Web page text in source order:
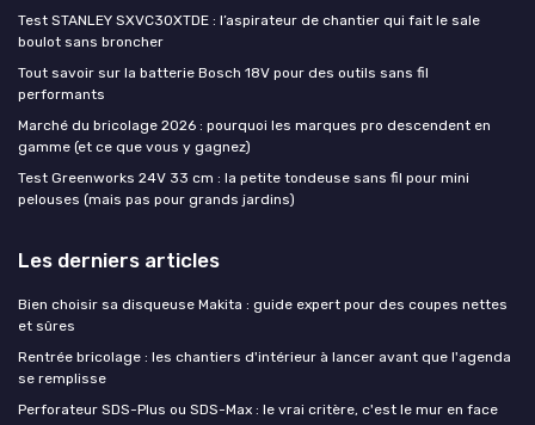
Test STANLEY SXVC30XTDE : l’aspirateur de chantier qui fait le sale
boulot sans broncher
Tout savoir sur la batterie Bosch 18V pour des outils sans fil
performants
Marché du bricolage 2026 : pourquoi les marques pro descendent en
gamme (et ce que vous y gagnez)
Test Greenworks 24V 33 cm : la petite tondeuse sans fil pour mini
pelouses (mais pas pour grands jardins)
Les derniers articles
Bien choisir sa disqueuse Makita : guide expert pour des coupes nettes
et sûres
Rentrée bricolage : les chantiers d'intérieur à lancer avant que l'agenda
se remplisse
Perforateur SDS-Plus ou SDS-Max : le vrai critère, c'est le mur en face